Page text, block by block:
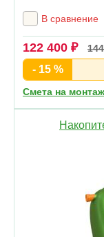
В сравнение
122 400 ₽
- 15 %
Смета на монтаж